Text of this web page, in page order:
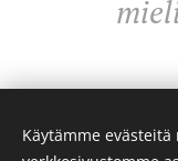
Käytämme